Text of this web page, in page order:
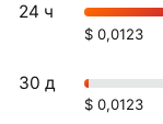
24 ч
$ 0,0123
30 д
$ 0,0123